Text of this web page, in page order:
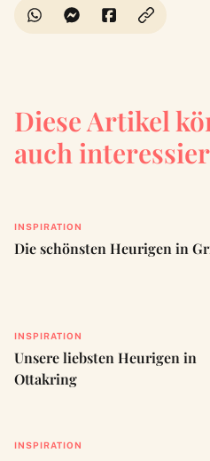
Diese Artikel
auch
INSPIRATION
Die schönsten Heurigen in
INSPIRATION
Unsere liebsten Heurigen in
Ottakring
INSPIRATION